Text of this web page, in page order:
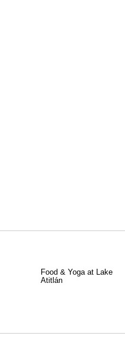
Food & Yoga at Lake
Atitlán